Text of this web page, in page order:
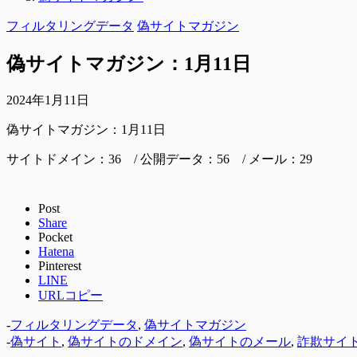
フィルタリングデータ 偽サイトマガジン
偽サイトマガジン：1月11日
2024年1月11日
偽サイトマガジン：1月11日
サイトドメイン：36 / 公開データ：56 / メール：29
Post
Share
Pocket
Hatena
Pinterest
LINE
URLコピー
-フィルタリングデータ, 偽サイトマガジン
-偽サイト , 偽サイトのドメイン, 偽サイトのメール, 詐欺サイ